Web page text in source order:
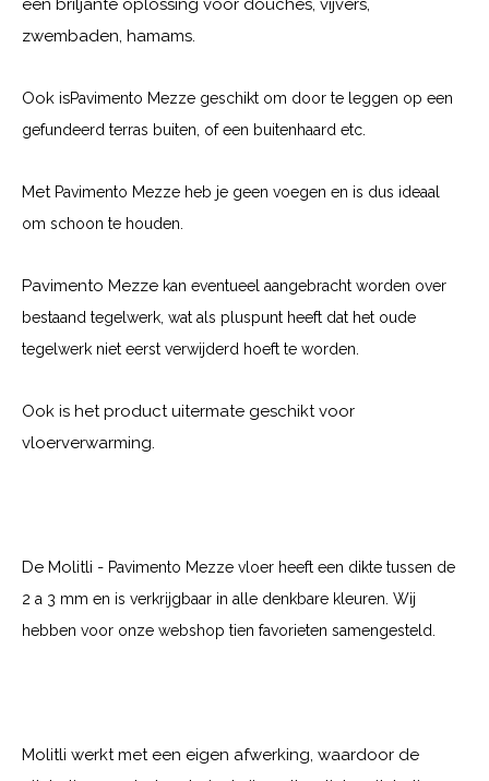
een briljante oplossing voor douches, vijvers,
zwembaden, hamams.
Ook isPavimento Mezze geschikt om door te leggen op een
gefundeerd terras buiten, of een buitenhaard etc.
Met Pavimento Mezze heb je geen voegen en is dus ideaal
om schoon te houden.
Pavimento Mezze kan eventueel aangebracht worden over
bestaand tegelwerk, wat als pluspunt heeft dat het oude
tegelwerk niet eerst verwijderd hoeft te worden.
Ook is het product uitermate geschikt voor
vloerverwarming.
De Molitli - Pavimento Mezze vloer heeft een dikte tussen de
2 a 3 mm en is verkrijgbaar in alle denkbare kleuren. Wij
hebben voor onze webshop tien favorieten samengesteld.
Molitli werkt met een eigen afwerking, waardoor de